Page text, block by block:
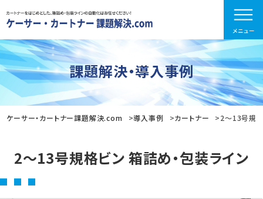
課題解決・導入事例
ケーサー・カートナー課題解決.com 導入事例 カートナー 2～13号規
2～13号規格ビン 箱詰め・包装ライン